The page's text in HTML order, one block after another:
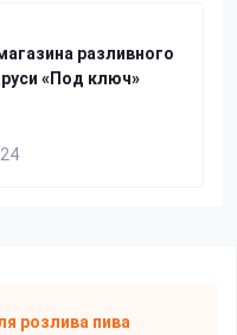
разливного
«Под ключ»
розлива пива